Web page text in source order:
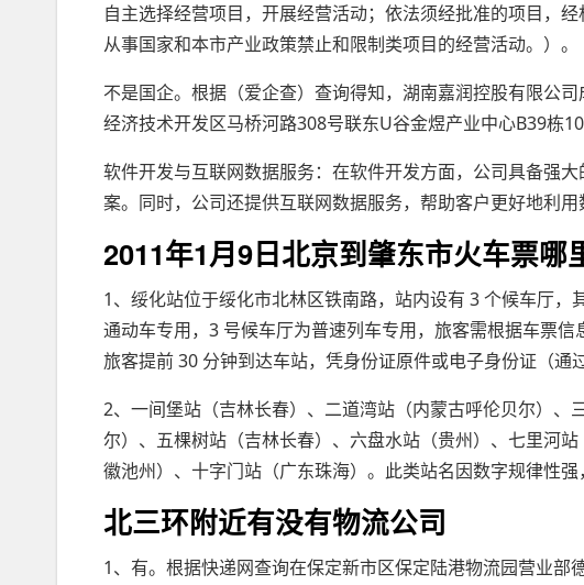
自主选择经营项目，开展经营活动；依法须经批准的项目，
从事国家和本市产业政策禁止和限制类项目的经营活动。）。
不是国企。根据（爱企查）查询得知，湖南嘉润控股有限公
经济技术开发区马桥河路308号联东U谷金煜产业中心B39栋
软件开发与互联网数据服务：在软件开发方面，公司具备强
案。同时，公司还提供互联网数据服务，帮助客户更好地利用
2011年1月9日北京到肇东市火车票哪
1、绥化站位于绥化市北林区铁南路，站内设有 3 个候车厅
通动车专用，3 号候车厅为普速列车专用，旅客需根据车票
旅客提前 30 分钟到达车站，凭身份证原件或电子身份证（通
2、一间堡站（吉林长春）、二道湾站（内蒙古呼伦贝尔）、
尔）、五棵树站（吉林长春）、六盘水站（贵州）、七里河
徽池州）、十字门站（广东珠海）。此类站名因数字规律性强
北三环附近有没有物流公司
1、有。根据快递网查询在保定新市区保定陆港物流园营业